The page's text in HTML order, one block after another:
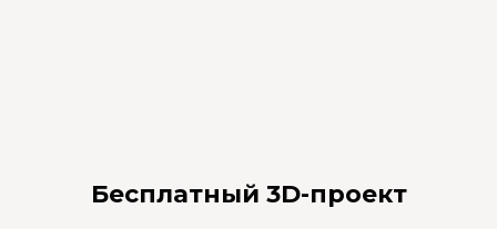
Бесплатный 3D-проект